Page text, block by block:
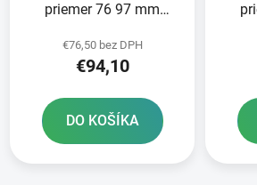
priemer 76 97 mm
PISTON
€76,50 bez DPH
€94,10
DO KOŠÍKA